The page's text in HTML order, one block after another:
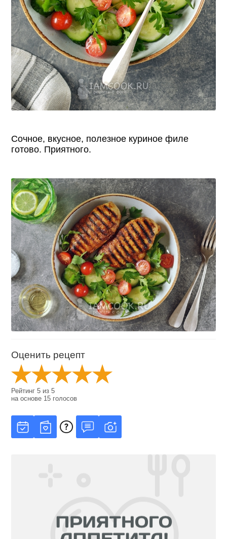
Сочное, вкусное, полезное куриное филе
готово. Приятного.
Оценить рецепт
Рейтинг5 из5
на основе 15 голосов